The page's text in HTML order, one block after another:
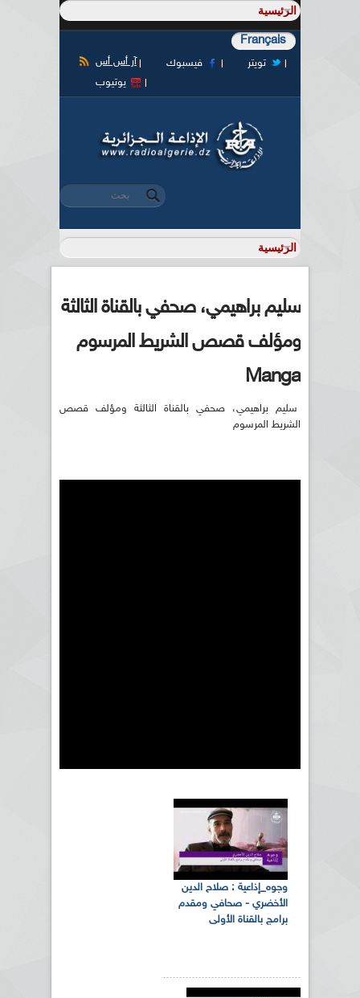
Français
آر أس أس فيسبوك
تويتر
يوتيوب
استمارة البحث
‏بحث ‏
سليم براهيمي، صحفي بالقناة الثالثة
ومؤلف قصص الشريط المرسوم
Manga
سليم براهيمي، صحفي بالقناة الثالثة ومؤلف قصص
الشريط المرسوم
وجوه_إذاعية : صلاح الدين
الأخضري - صحافي ومقدم
برامج بالقناة الأولى